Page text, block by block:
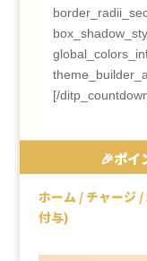
[/
🎉ポイ
ホーム/ チャージ/
付与)